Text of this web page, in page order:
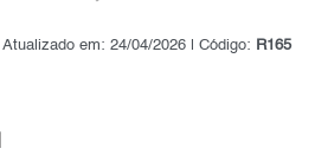
Atualizado em: 24/04/2026 | Código: R165